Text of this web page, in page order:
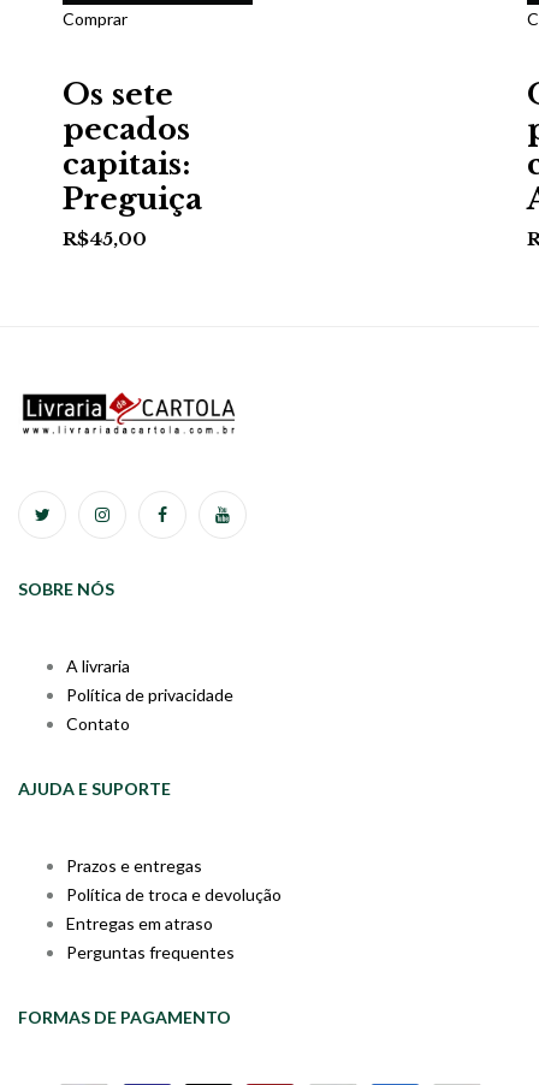
Comprar
Os sete
pecados
capitais:
Preguiça
R$45,00
SOBRE NÓS
A livraria
Política de privacidade
Contato
AJUDA E SUPORTE
Prazos e entregas
Política de troca e devolução
Entregas em atraso
Perguntas frequentes
FORMAS DE PAGAMENTO